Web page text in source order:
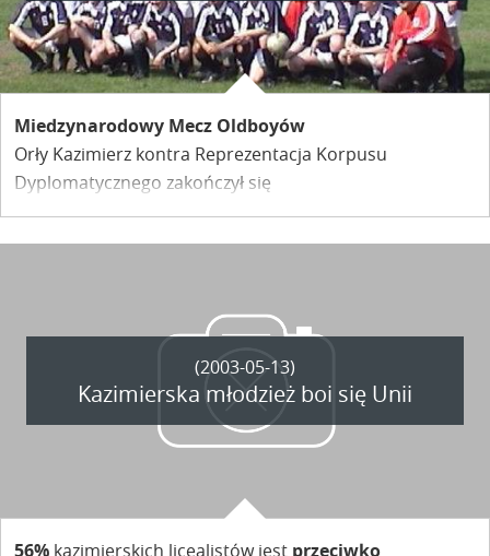
Miedzynarodowy Mecz Oldboyów
Orły Kazimierz kontra Reprezentacja Korpusu
Dyplomatycznego zakończył się
zwycięstwem gości 4:2.Prawdziwymi wygranymi są
jednak wychowankowie Domu Dziecka w Konstancinie.
(2003-05-13)
Kazimierska młodzież boi się Unii
56% kazimierskich licealistów jest przeciwko